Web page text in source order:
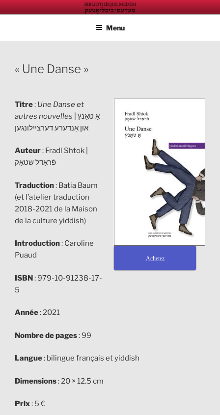
Aller
au
principal
ÉDITIONS BIBLIOTHÈQUE
Éditions de la Maison de la culture yiddish à Paris
Menu
« Une Danse »
Achetez
Titre: Une Danse et
autres nouvelles
און אַנדערע דערציילונגען
Auteur: Fradl Shtok |
פֿראַדל שטאָק
Traduction: Batia Baum
(et l’atelier traduction
2018-2021 de la Maison
de la culture yiddish)
Introduction: Caroline
Puaud
ISBN: 979-10-91238-17-
5
Année: 2021
Nombre de pages: 99
Langue: bilingue français et yiddish
Dimensions: 20 × 12.5 cm
Prix: 5 €